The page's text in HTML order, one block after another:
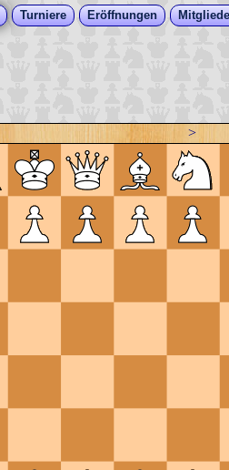
Turniere Eröffnungen
>